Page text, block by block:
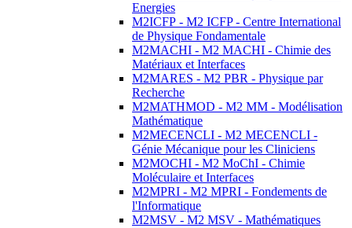
Energies
M2ICFP - M2 ICFP - Centre International
de Physique Fondamentale
M2MACHI - M2 MACHI - Chimie des
Matériaux et Interfaces
M2MARES - M2 PBR - Physique par
Recherche
M2MATHMOD - M2 MM - Modélisation
Mathématique
M2MECENCLI - M2 MECENCLI -
Génie Mécanique pour les Cliniciens
M2MOCHI - M2 MoChI - Chimie
Moléculaire et Interfaces
M2MPRI - M2 MPRI - Fondements de
l'Informatique
M2MSV - M2 MSV - Mathématiques